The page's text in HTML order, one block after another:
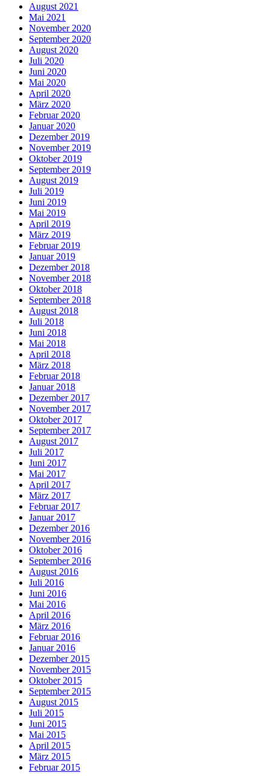
August 2021
Mai 2021
November 2020
September 2020
August 2020
Juli 2020
Juni 2020
Mai 2020
April 2020
März 2020
Februar 2020
Januar 2020
Dezember 2019
November 2019
Oktober 2019
September 2019
August 2019
Juli 2019
Juni 2019
Mai 2019
April 2019
März 2019
Februar 2019
Januar 2019
Dezember 2018
November 2018
Oktober 2018
September 2018
August 2018
Juli 2018
Juni 2018
Mai 2018
April 2018
März 2018
Februar 2018
Januar 2018
Dezember 2017
November 2017
Oktober 2017
September 2017
August 2017
Juli 2017
Juni 2017
Mai 2017
April 2017
März 2017
Februar 2017
Januar 2017
Dezember 2016
November 2016
Oktober 2016
September 2016
August 2016
Juli 2016
Juni 2016
Mai 2016
April 2016
März 2016
Februar 2016
Januar 2016
Dezember 2015
November 2015
Oktober 2015
September 2015
August 2015
Juli 2015
Juni 2015
Mai 2015
April 2015
März 2015
Februar 2015